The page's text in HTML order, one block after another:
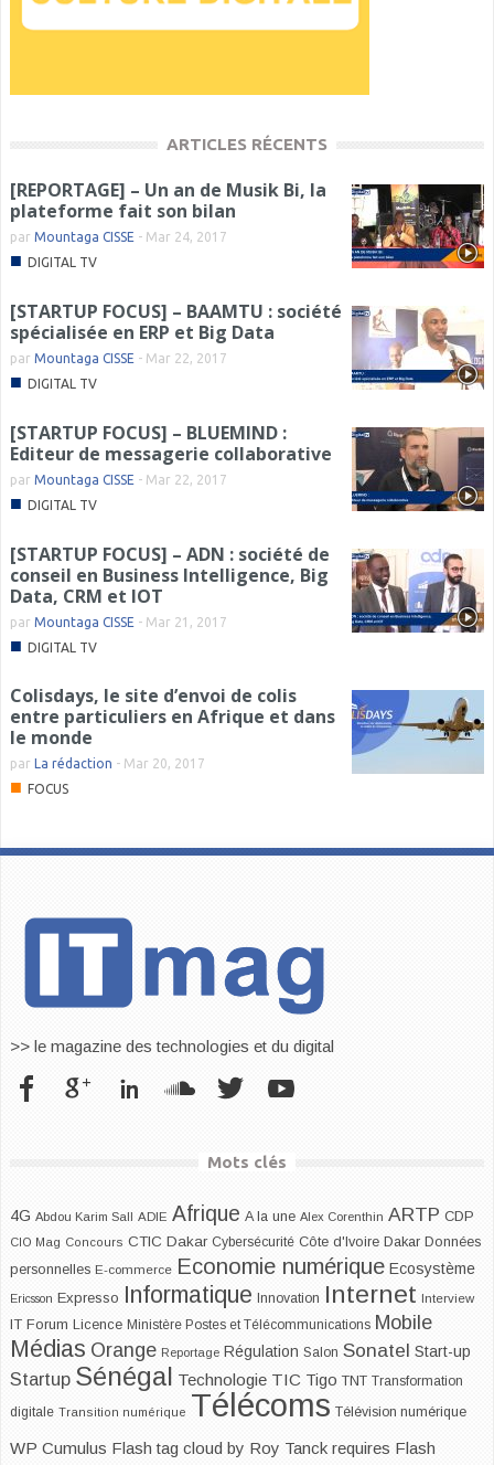
ARTICLES RÉCENTS
[REPORTAGE] – Un an de Musik Bi, la
plateforme fait son bilan
par Mountaga CISSE - Mar 24, 2017
■ DIGITAL TV
[STARTUP FOCUS] – BAAMTU : société
spécialisée en ERP et Big Data
par Mountaga CISSE - Mar 22, 2017
■ DIGITAL TV
[STARTUP FOCUS] – BLUEMIND :
Editeur de messagerie collaborative
par Mountaga CISSE - Mar 22, 2017
■ DIGITAL TV
[STARTUP FOCUS] – ADN : société de
conseil en Business Intelligence, Big
Data, CRM et IOT
par Mountaga CISSE - Mar 21, 2017
■ DIGITAL TV
Colisdays, le site d’envoi de colis
entre particuliers en Afrique et dans
le monde
par La rédaction - Mar 20, 2017
■ FOCUS
>> le magazine des technologies et du digital
Mots clés
4G Abdou Karim Sall ADIE Afrique A la une Alex Corenthin ARTP CDP
CIO Mag Concours CTIC Dakar Cybersécurité Côte d'Ivoire Dakar Données
personnelles E-commerce Economie numérique Ecosystème
Ericsson Expresso Informatique Innovation Internet Interview
IT Forum Licence Ministère Postes et Télécommunications Mobile
Médias Orange Reportage Régulation Salon Sonatel Start-up
Startup Sénégal Technologie TIC Tigo TNT Transformation
digitale Transition numérique Télécoms Télévision numérique
WP Cumulus Flash tag cloud by Roy Tanck requires Flash